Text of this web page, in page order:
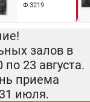
Ф.3219
залов в
23 августа.
приема
июля.